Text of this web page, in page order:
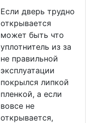
Если дверь трудно
открывается
может быть что
уплотнитель из за
не правильной
эксплуатации
покрылся липкой
пленкой, а если
вовсе не
открывается,